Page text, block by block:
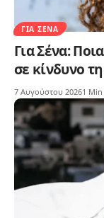
ΓΙΑ ΣΈΝΑ
Για Σένα:
σε κίνδυνο
7 Αυγούστου 20261 Min